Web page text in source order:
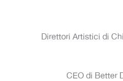
Direttori Artistici di
CEO di Better